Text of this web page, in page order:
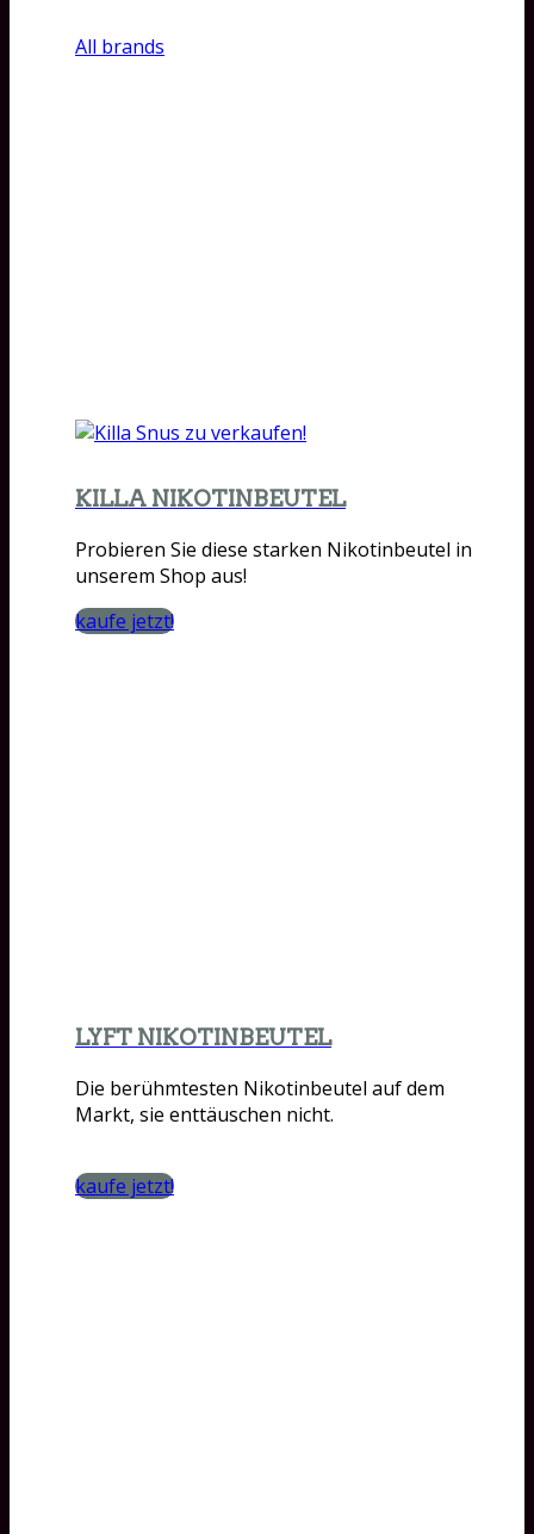
All brands
KILLA NIKOTINBEUTEL
Probieren Sie diese starken Nikotinbeutel in
unserem Shop aus!
kaufe jetzt!
LYFT NIKOTINBEUTEL
Die berühmtesten Nikotinbeutel auf dem
Markt, sie enttäuschen nicht.
kaufe jetzt!